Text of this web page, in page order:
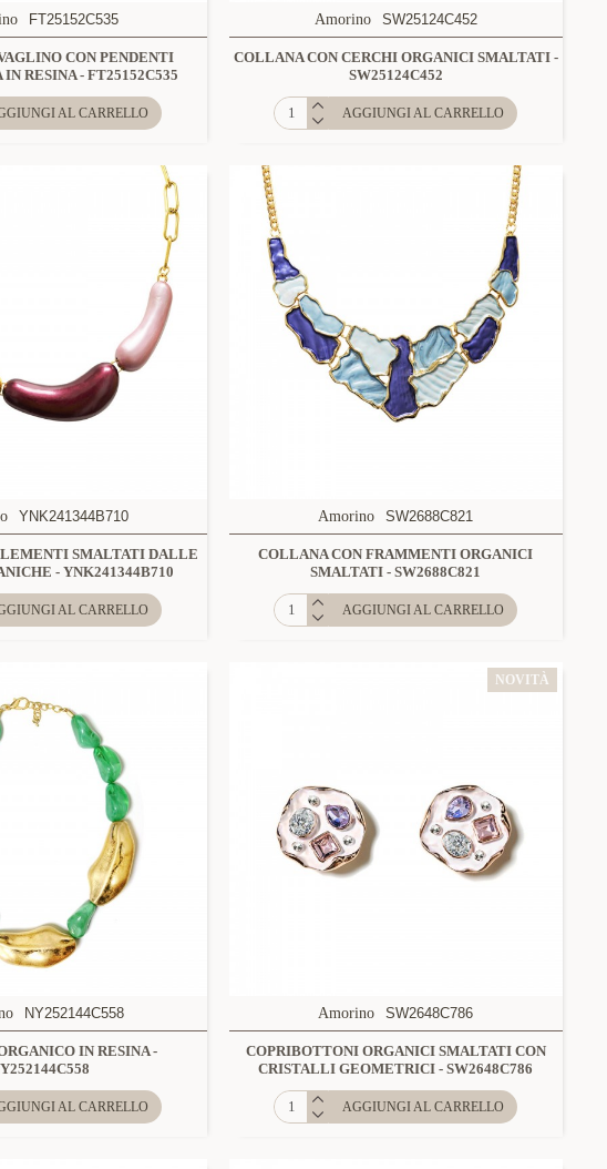
FT25152C535
CON PENDENTI
RESINA - FT25152C535
AL CARRELLO
Amorino SW25124C452
COLLANA CON CERCHI ORGANICI SMALTATI -
SW25124C452
AGGIUNGI AL CARRELLO
YNK241344B710
SMALTATI DALLE
- YNK241344B710
AL CARRELLO
Amorino SW2688C821
COLLANA CON FRAMMENTI ORGANICI
SMALTATI - SW2688C821
AGGIUNGI AL CARRELLO
NY252144C558
IN RESINA -
AL CARRELLO
NOVITÀ
Amorino SW2648C786
COPRIBOTTONI ORGANICI SMALTATI CON
CRISTALLI GEOMETRICI - SW2648C786
AGGIUNGI AL CARRELLO